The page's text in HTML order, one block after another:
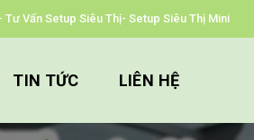
Vấn Setup Siêu Thị- Setup Siêu Thị Mini
TIN TỨC LIÊN HỆ